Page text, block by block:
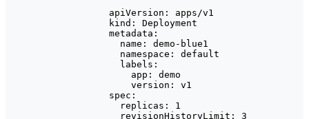
apiVersion: apps/v1
kind: Deployment
metadata:
  name: demo-blue1
  namespace: default
  labels:
    app: demo
    version: v1
spec:
  replicas: 1
  revisionHistoryLimit: 3